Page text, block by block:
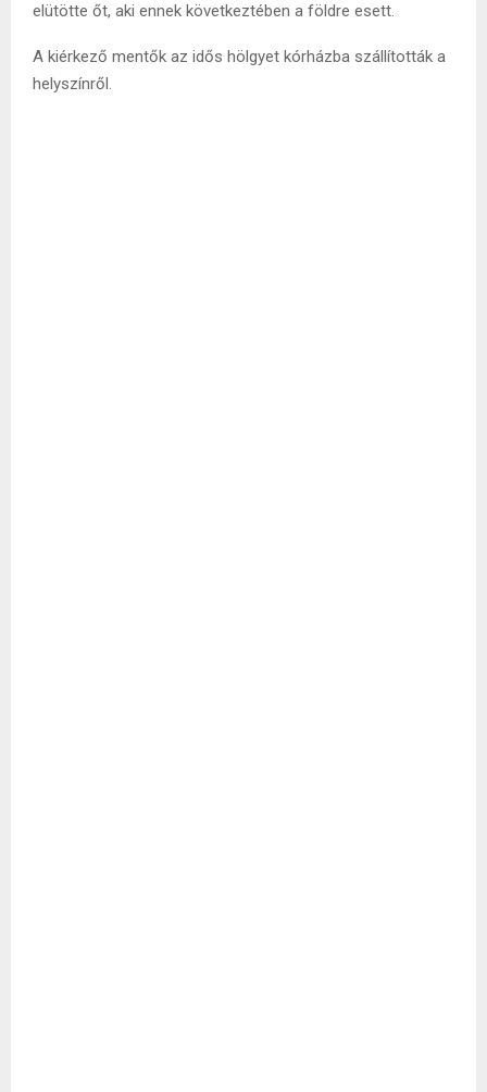
elütötte őt, aki ennek következtében a földre esett.
A kiérkező mentők az idős hölgyet kórházba szállították a
helyszínről.